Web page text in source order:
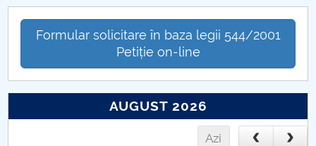
Formular solicitare în baza legii 544/2001
Petiție on-line
AUGUST 2026
Azi